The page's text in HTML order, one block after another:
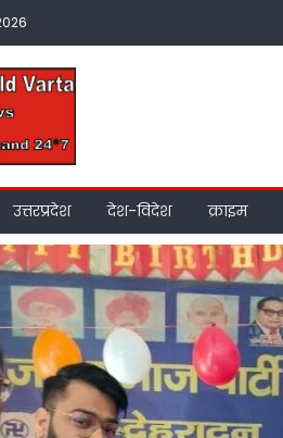
उत्तरप्रदेश देश-विदेश क्राइम